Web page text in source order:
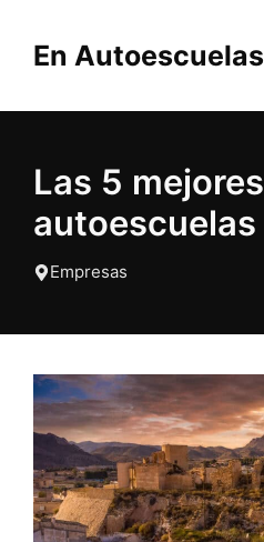
En Autoescuelas
Las 5 mejores
autoescuelas
Empresas